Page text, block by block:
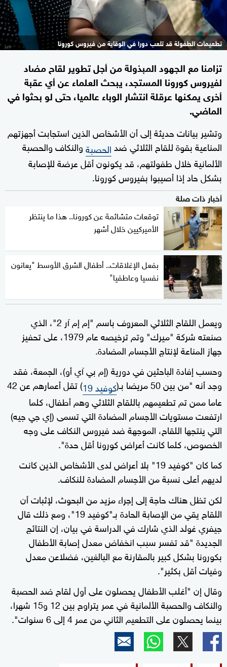
تطعيمات الطفولة قد تلعب دورا في الوقاية من فيروس كورونا
تزامنا مع الجهود المبذولة من أجل تطوير لقاح مضاد
لفيروس كورونا المستجد، يبحث العلماء عن أي عقبة
أخرى يمكنها عرقلة انتشار الوباء عالميا، حتى لو بحثوا في
الماضي.
وتشير بيانات حديثة إلى أن الأشخاص الذين استجابت أجهزتهم
المناعية بقوة للقاح الثلاثي ضدالحصبةوالنكاف والحصبة
الألمانية خلال طفولتهم، قد يكونون أقل عرضة للإصابة
بشكل حاد إذا أصيبوا بفيروس كورونا.
أخبار ذات صلة
توقعات متشائمة عن كورونا.. هذا ما ينتظر
الأميركيين خلال أشهر
بفعل الإغلاقات.. أطفال الشرق الأوسط "يعانون
نفسيا وعاطفيا"
ويعمل اللقاح الثلاثي المعروف باسم "إم إم آر 2"، الذي
صنعته شركة "ميرك" وتم ترخيصه عام 1979، على تحفيز
جهاز المناعة لإنتاج الأجسام المضادة.
وحسب إفادة الباحثين في دورية (إم بي آي أو)، الجمعة، فقد
وجد أنه "من بين 50 مريضا بـ(
كوفيد 19
) تقل أعمارهم عن 42
عاما ممن تم تطعيمهم باللقاح الثلاثي وهم أطفال، كلما
ارتفعت مستويات الأجسام المضادة التي تسمى (إي جي جيه)
التي ينتجها اللقاح، الموجهة ضد فيروس النكاف على وجه
الخصوص، كلما كانت أعراض كورونا أقل حدة".
كما كان "كوفيد 19" بلا أعراض لدى الأشخاص الذين كانت
لديهم أعلى نسبة من الأجسام المضادة للنكاف.
لكن تظل هناك حاجة إلى إجراء مزيد من البحوث، لإثبات أن
اللقاح يقي من الإصابة الحادة بـ"كوفيد 19"، ومع ذلك قال
جيفري غولد الذي شارك في الدراسة في بيان، إن النتائج
الجديدة "قد تفسر سبب انخفاض معدل إصابة الأطفال
بكورونا بشكل كبير بالمقارنة مع البالغين، فضلاعن معدل
وفيات أقل بكثير".
وقال إن "أغلب الأطفال يحصلون على أول لقاح ضد الحصبة
والنكاف والحصبة الألمانية في عمر يتراوح بين 12 و15 شهرا،
بينما يحصلون على التطعيم الثاني من عمر 4 إلى 6 سنوات".